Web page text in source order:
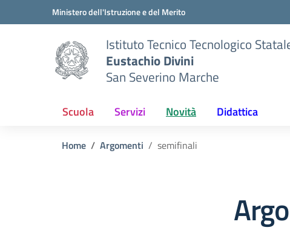
Vai ai contenuti
Vai al menu di navigazioneMinistero dell'Istruzione e del Merito
Istituto Tecnico Tecnologico
Eustachio Divini
San Severino Marche
Scuola Servizi Novità Didattica
Home Argomenti semifinali